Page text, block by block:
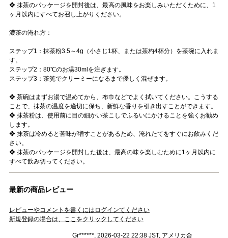
❖ 抹茶のパッケージを開封後は、最高の風味をお楽しみいただくために、1
ヶ月以内にすべてお召し上がりください。
濃茶の淹れ方：
ステップ1：抹茶粉3.5～4g（小さじ1杯、または茶杓4杯分）を茶碗に入れま
す。
ステップ2：80℃のお湯30mlを注ぎます。
ステップ3：茶筅でクリーミーになるまで優しく混ぜます。
❖ 茶碗はまずお湯で温めてから、布巾などでよく拭いてください。こうする
ことで、抹茶の温度を適切に保ち、新鮮な香りを引き出すことができます。
❖ 抹茶粉は、使用前に目の細かい茶こしでふるいにかけることを強くお勧め
します。
❖ 抹茶は冷めると苦味が増すことがあるため、淹れたてをすぐにお飲みくだ
さい。
❖ 抹茶のパッケージを開封した後は、最高の味を楽しむために1ヶ月以内に
すべて飲み切ってください。
最新の商品レビュー
レビューやコメントを書くにはログインてください
新規登録の場合は、ここをクリックしてください
Gr******, 2026-03-22 22:38 JST, アメリカ合